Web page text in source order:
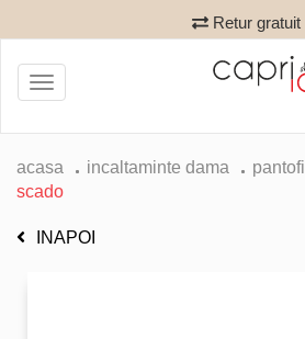
Retur gratuit
Toggle
navigation
acasa incaltaminte dama pantofi
scado
INAPOI